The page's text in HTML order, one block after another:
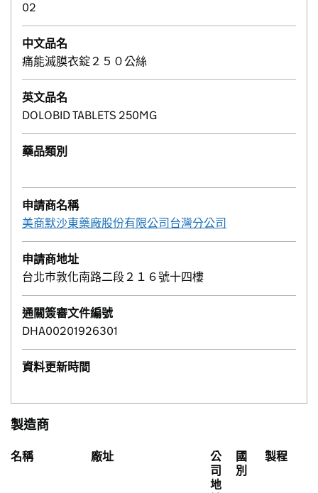
02
中文品名
痛能滅膜衣錠２５０公絲
英文品名
DOLOBID TABLETS 250MG
藥品類別
申請商名稱
美商默沙東藥廠股份有限公司台灣分公司
申請商地址
台北巿敦化南路二段２１６號十四樓
通關簽審文件編號
DHA00201926301
資料更新時間
製造商
名稱 廠址
公
司
地
國
別
製程